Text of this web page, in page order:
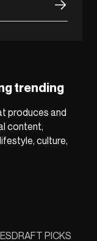
trending
produces and
content,
culture,
DRAFT PICKS